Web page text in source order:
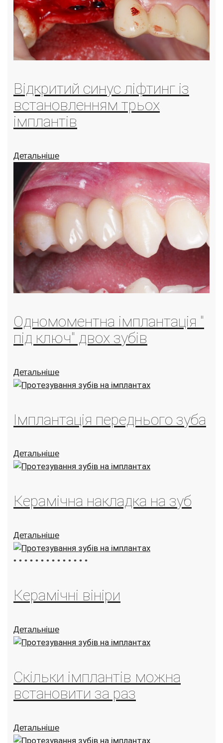
Відкритий синус ліфтинг із
встановленням трьох
імплантів
Детальніше
Одномоментна імплантація "
під ключ" двох зубів
Детальніше
Імплантація переднього зуба
Детальніше
Керамічна накладка на зуб
Детальніше
• • • • • • • • • • • • • •
Керамічні вініри
Детальніше
Скільки імплантів можна
встановити за раз
Детальніше